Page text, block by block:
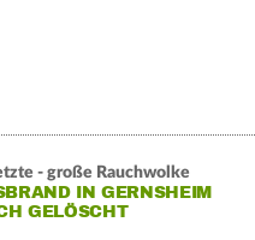
- große Rauchwolke
IN GERNSHEIM E
GELÖSCHT